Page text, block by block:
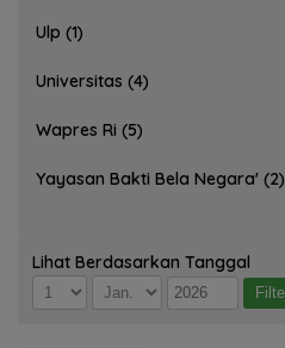
Ulp (1)
Universitas (4)
Wapres Ri (5)
Yayasan Bakti Bela Negara' (2)
Lihat Berdasarkan Tanggal